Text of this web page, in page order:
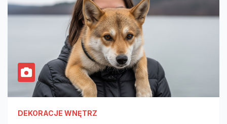
DEKORACJE WNĘTRZ